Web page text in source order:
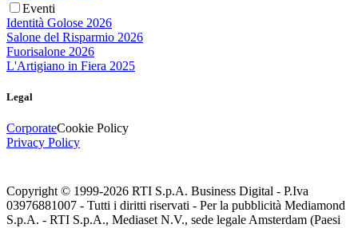
Eventi
Identità Golose 2026
Salone del Risparmio 2026
Fuorisalone 2026
L'Artigiano in Fiera 2025
Legal
CorporateCookie Policy
Privacy Policy
Copyright © 1999-2026 RTI S.p.A. Business Digital - P.Iva
03976881007 - Tutti i diritti riservati - Per la pubblicità Mediamond
S.p.A. - RTI S.p.A., Mediaset N.V., sede legale Amsterdam (Paesi